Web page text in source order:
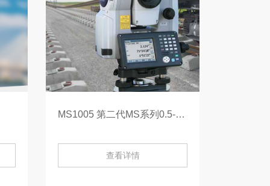
MS1005 第二代MS系列0.5-MS1005
查看详情